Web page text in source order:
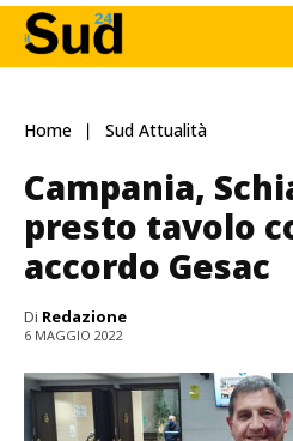
Home Sud Attualità
Campania,
presto tavolo
accordo Gesac
Di Redazione
6 MAGGIO 2022